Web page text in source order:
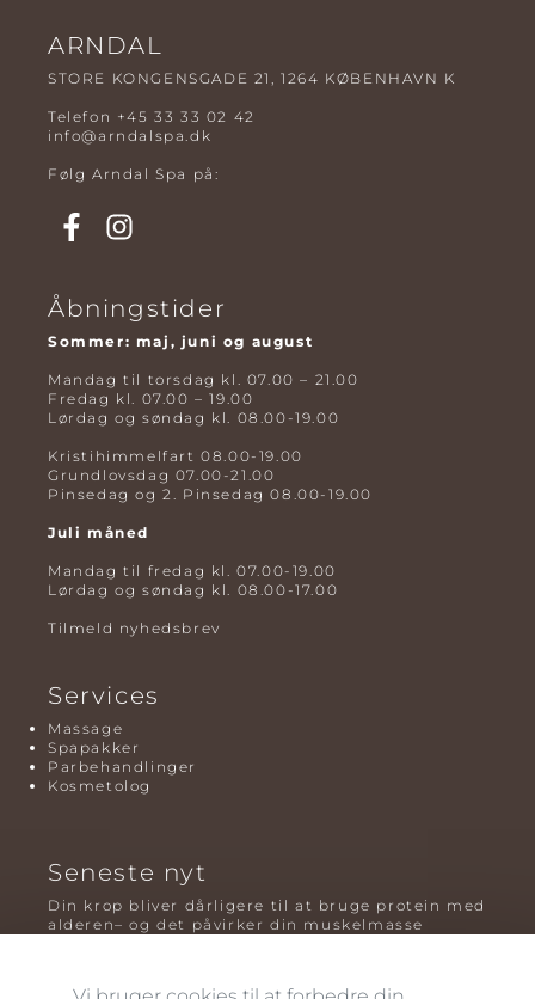
ARNDAL
STORE KONGENSGADE 21, 1264 KØBENHAVN K
Telefon +45 33 33 02 42
info@arndalspa.dk
Følg Arndal Spa på:
Åbningstider
Sommer: maj, juni og august
Mandag til torsdag kl. 07.00 – 21.00
Fredag kl. 07.00 – 19.00
Lørdag og søndag kl. 08.00-19.00
Kristihimmelfart 08.00-19.00
Grundlovsdag 07.00-21.00
Pinsedag og 2. Pinsedag 08.00-19.00
Juli måned
Mandag til fredag kl. 07.00-19.00
Lørdag og søndag kl. 08.00-17.00
Tilmeld nyhedsbrev
Services
Massage
Spapakker
Parbehandlinger
Kosmetolog
Seneste nyt
Din krop bliver dårligere til at bruge protein med
alderen– og det påvirker din muskelmasse